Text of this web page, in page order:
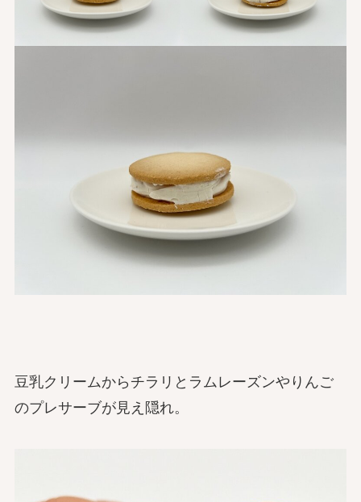
豆乳クリームからチラリとラムレーズンやりんご
のプレサーブが見え隠れ。